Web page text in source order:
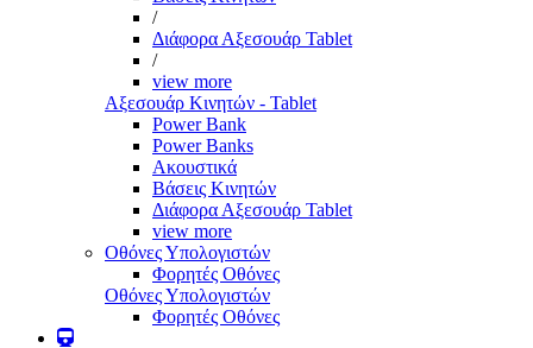
/
Διάφορα Αξεσουάρ Tablet
/
view more
Αξεσουάρ Κινητών - Tablet
Power Bank
Power Banks
Ακουστικά
Βάσεις Κινητών
Διάφορα Αξεσουάρ Tablet
view more
Οθόνες Υπολογιστών
Φορητές Οθόνες
Οθόνες Υπολογιστών
Φορητές Οθόνες